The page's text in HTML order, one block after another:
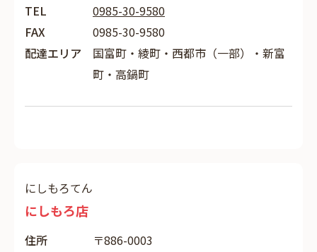
TEL
0985-30-9580
FAX
0985-30-9580
配達エリア
国富町・綾町・西都市（一部）・新富
町・高鍋町
にしもろてん
にしもろ店
住所
〒886-0003